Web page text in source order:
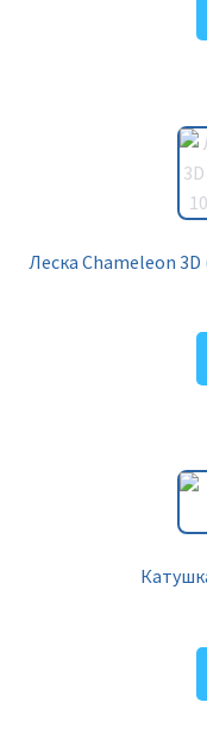
Леска Chameleon